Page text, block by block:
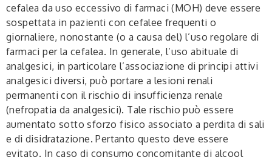
cefalea da uso eccessivo di farmaci (MOH) deve essere
sospettata in pazienti con cefalee frequenti o
giornaliere, nonostante (o a causa del) l’uso regolare di
farmaci per la cefalea. In generale, l’uso abituale di
analgesici, in particolare l’associazione di principi attivi
analgesici diversi, può portare a lesioni renali
permanenti con il rischio di insufficienza renale
(nefropatia da analgesici). Tale rischio può essere
aumentato sotto sforzo fisico associato a perdita di sali
e di disidratazione. Pertanto questo deve essere
evitato. In caso di consumo concomitante di alcool